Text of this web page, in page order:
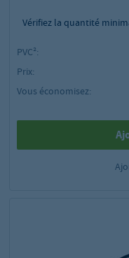
Vérifiez la quantité
PVC²:
Prix:
Vous économisez: